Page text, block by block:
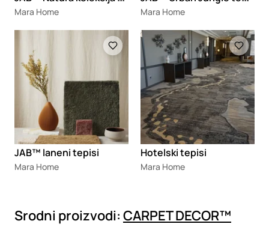
Mara Home Mara Home
JAB™ laneni tepisi
Mara Home
Loading
Hotelski tepisi
Mara Home
Srodni proizvodi: CARPET DECOR™